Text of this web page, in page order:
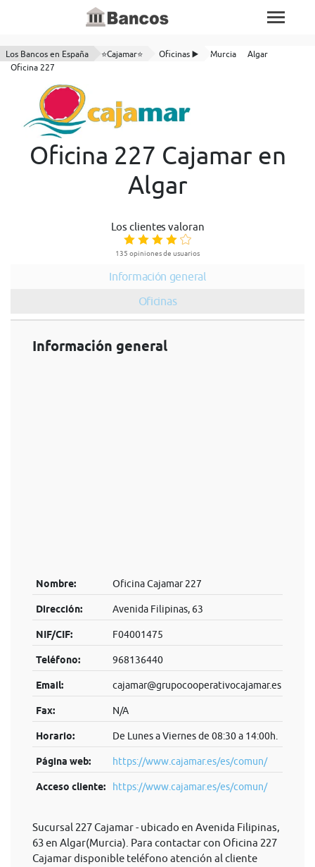
Los Bancos en España ⭐Cajamar⭐ Oficinas ▶️ Murcia
Algar
Oficina 227
Oficina 227 Cajamar en
Algar
Los clientes valoran
135 opiniones de usuarios
Información general
Oficinas
Información general
Nombre: Oficina Cajamar 227
Dirección: Avenida Filipinas, 63
NIF/CIF: F04001475
Teléfono: 968136440
Email: cajamar@grupocooperativocajamar.es
Fax: N/A
Horario: De Lunes a Viernes de 08:30 a 14:00h.
Página web: https://www.cajamar.es/es/comun/
Acceso cliente: https://www.cajamar.es/es/comun/
Sucursal 227 Cajamar - ubicado en Avenida Filipinas,
63 en Algar(Murcia). Para contactar con Oficina 227
Cajamar disponible teléfono atención al cliente